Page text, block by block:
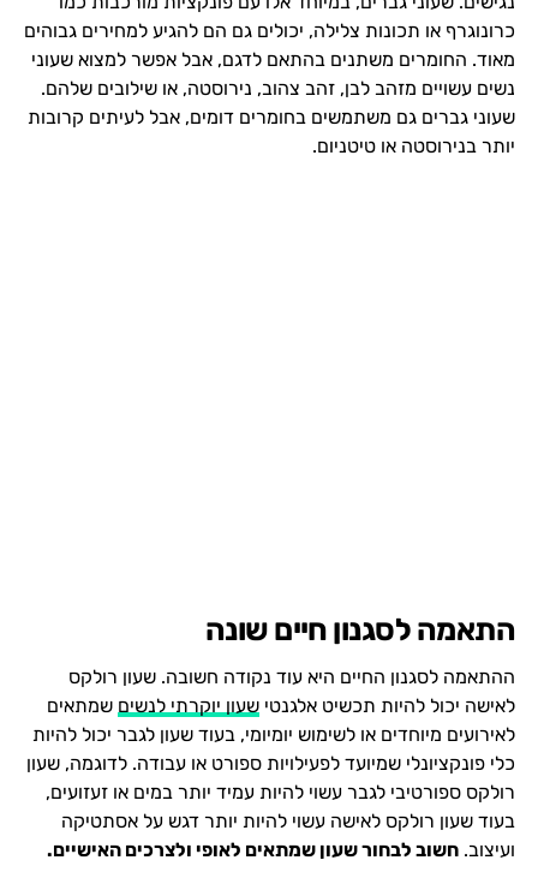
כרונוגרף או תכונות צלילה, יכולים גם הם להגיע למחירים גבוהים
מאוד. החומרים משתנים בהתאם לדגם, אבל אפשר למצוא שעוני
נשים עשויים מזהב לבן, זהב צהוב, נירוסטה, או שילובים שלהם.
שעוני גברים גם משתמשים בחומרים דומים, אבל לעיתים קרובות
יותר בנירוסטה או טיטניום.
התאמה לסגנון חיים שונה
ההתאמה לסגנון החיים היא עוד נקודה חשובה. שעון רולקס
לאישה יכול להיות תכשיט אלגנטי שעון יוקרתי לנשים שמתאים
לאירועים מיוחדים או לשימוש יומיומי, בעוד שעון לגבר יכול להיות
כלי פונקציונלי שמיועד לפעילויות ספורט או עבודה. לדוגמה, שעון
רולקס ספורטיבי לגבר עשוי להיות עמיד יותר במים או זעזועים,
בעוד שעון רולקס לאישה עשוי להיות יותר דגש על אסתטיקה
ועיצוב. חשוב לבחור שעון שמתאים לאופי ולצרכים האישיים.